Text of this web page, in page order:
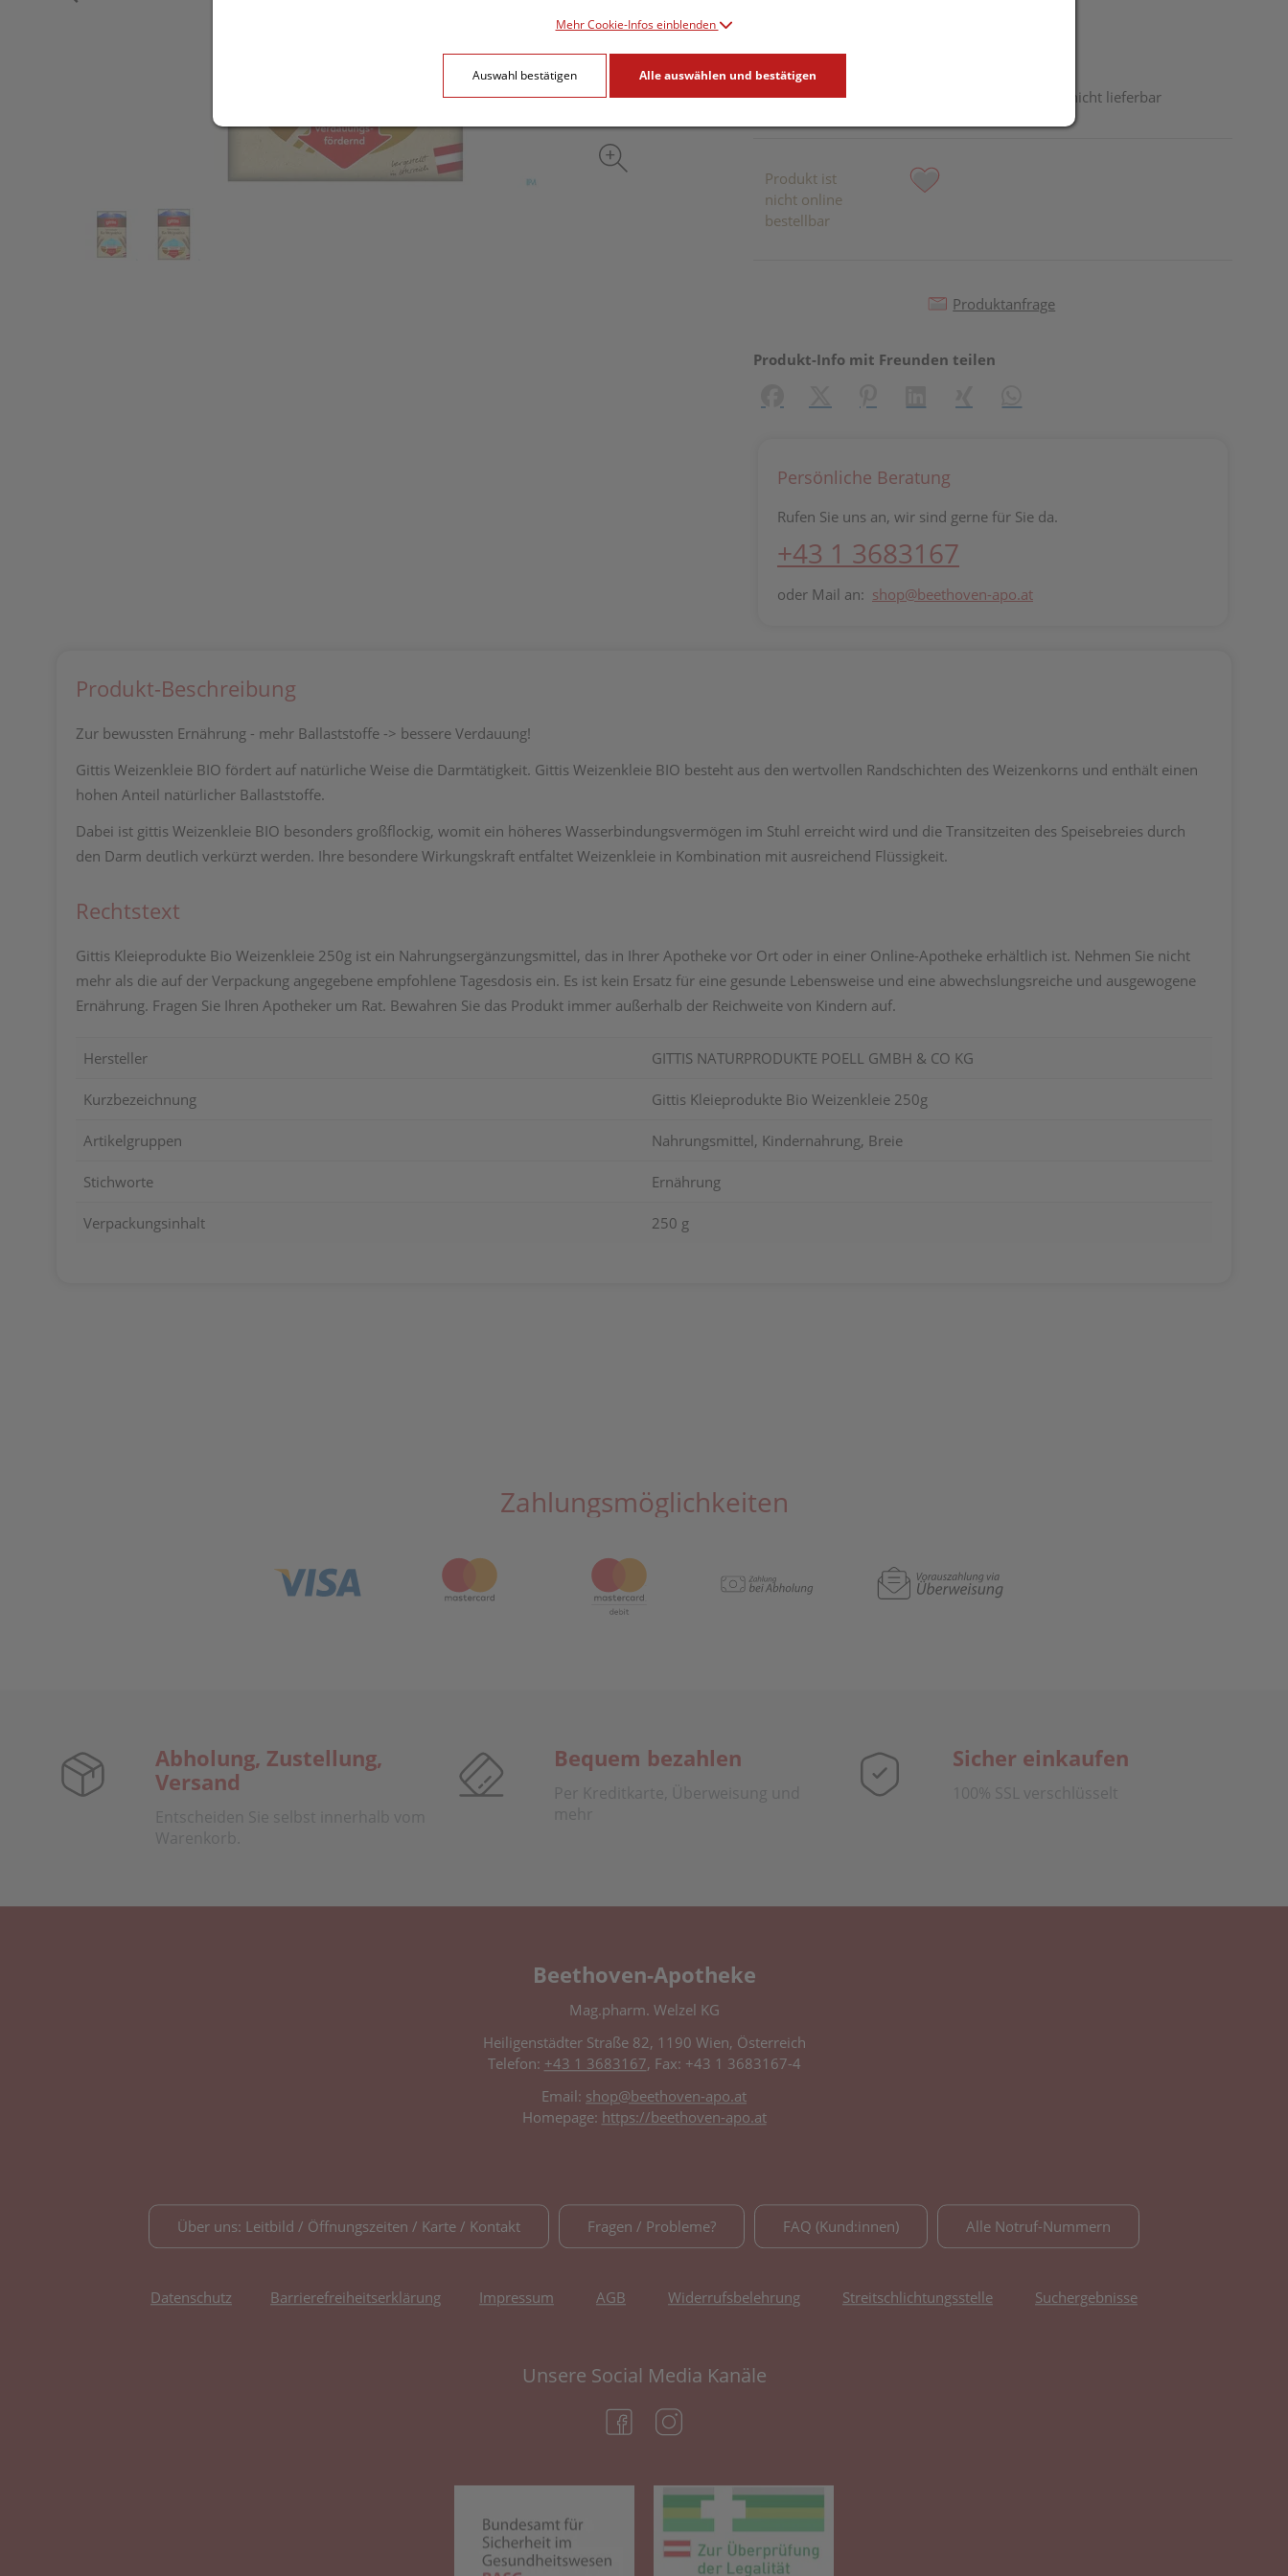
Dieses Produkt ist derzeit vom Hersteller nicht lieferbar
Produkt ist
nicht online
bestellbar
Produktanfrage
Produkt-Info mit Freunden teilen
Persönliche Beratung
Rufen Sie uns an, wir sind gerne für Sie da.
+43 1 3683167
oder Mail an: shop@beethoven-apo.at
Produkt-Beschreibung
Zur bewussten Ernährung - mehr Ballaststoffe -> bessere Verdauung!
Gittis Weizenkleie BIO fördert auf natürliche Weise die Darmtätigkeit. Gittis Weizenkleie BIO besteht aus den wertvollen Randschichten des Weizenkorns und enthält einen
hohen Anteil natürlicher Ballaststoffe.
Dabei ist gittis Weizenkleie BIO besonders großflockig, womit ein höheres Wasserbindungsvermögen im Stuhl erreicht wird und die Transitzeiten des Speisebreies durch
den Darm deutlich verkürzt werden. Ihre besondere Wirkungskraft entfaltet Weizenkleie in Kombination mit ausreichend Flüssigkeit.
Rechtstext
Gittis Kleieprodukte Bio Weizenkleie 250g ist ein Nahrungsergänzungsmittel, das in Ihrer Apotheke vor Ort oder in einer Online-Apotheke erhältlich ist. Nehmen Sie nicht
mehr als die auf der Verpackung angegebene empfohlene Tagesdosis ein. Es ist kein Ersatz für eine gesunde Lebensweise und eine abwechslungsreiche und ausgewogene
Ernährung. Fragen Sie Ihren Apotheker um Rat. Bewahren Sie das Produkt immer außerhalb der Reichweite von Kindern auf.
Hersteller GITTIS NATURPRODUKTE POELL GMBH & CO KG
Kurzbezeichnung Gittis Kleieprodukte Bio Weizenkleie 250g
Artikelgruppen Nahrungsmittel, Kindernahrung, Breie
Stichworte Ernährung
Verpackungsinhalt 250 g
Zahlungsmöglichkeiten
Abholung, Zustellung,
Versand
Entscheiden Sie selbst innerhalb vom
Warenkorb.
Bequem bezahlen
Per Kreditkarte, Überweisung und
mehr
Sicher einkaufen
100% SSL verschlüsselt
Beethoven-Apotheke
Mag.pharm. Welzel KG
Heiligenstädter Straße 82, 1190 Wien, Österreich
Telefon: +43 1 3683167, Fax: +43 1 3683167-4
Email: shop@beethoven-apo.at
Homepage: https://beethoven-apo.at
Über uns: Leitbild / Öffnungszeiten / Karte / Kontakt Fragen / Probleme? FAQ (Kund:innen) Alle Notruf-Nummern
Datenschutz Barrierefreiheitserklärung Impressum AGB Widerrufsbelehrung Streitschlichtungsstelle Suchergebnisse
Unsere Social Media Kanäle
(öffnet in neuem Tab)
(öffnet in neuem Tab)
Mehr Cookie-Infos einblenden
Auswahl bestätigen Alle auswählen und bestätigen